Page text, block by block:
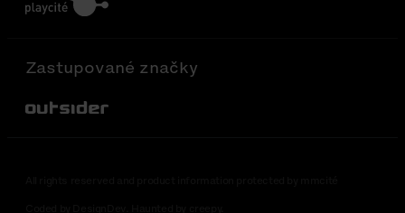
Zastupované značky
Out-Sider